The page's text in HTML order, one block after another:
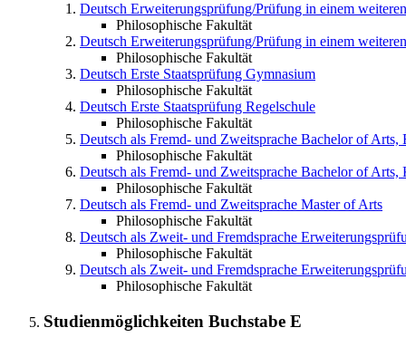
Deutsch Erweiterungsprüfung/Prüfung in einem
Philosophische Fakultät
Deutsch Erweiterungsprüfung/Prüfung in einem
Philosophische Fakultät
Deutsch Erste Staatsprüfung Gymnasium
Philosophische Fakultät
Deutsch Erste Staatsprüfung Regelschule
Philosophische Fakultät
Deutsch als Fremd- und Zweitsprache Bachelor of Arts,
Philosophische Fakultät
Deutsch als Fremd- und Zweitsprache Bachelor of Arts,
Philosophische Fakultät
Deutsch als Fremd- und Zweitsprache Master of Arts
Philosophische Fakultät
Deutsch als Zweit- und Fremdsprache
Philosophische Fakultät
Deutsch als Zweit- und Fremdsprache
Philosophische Fakultät
Studienmöglichkeiten Buchstabe E